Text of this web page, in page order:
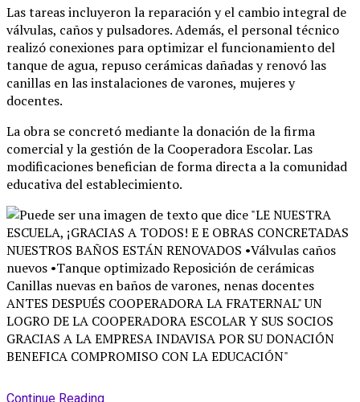
Las tareas incluyeron la reparación y el cambio integral de
válvulas, caños y pulsadores. Además, el personal técnico
realizó conexiones para optimizar el funcionamiento del
tanque de agua, repuso cerámicas dañadas y renovó las
canillas en las instalaciones de varones, mujeres y
docentes.
La obra se concretó mediante la donación de la firma
comercial y la gestión de la Cooperadora Escolar. Las
modificaciones benefician de forma directa a la comunidad
educativa del establecimiento.
Continue Reading